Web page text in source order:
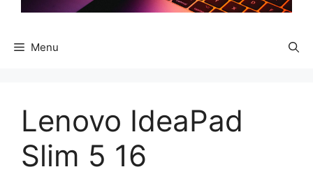
Menu
Lenovo IdeaPad
Slim 5 16